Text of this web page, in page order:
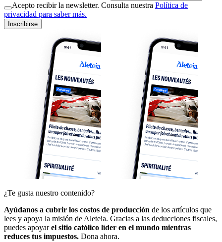
Acepto recibir la newsletter. Consulta nuestra Política de
privacidad para saber más.
Inscribirse
¿Te gusta nuestro contenido?
Ayúdanos a cubrir los costos de producción de los artículos que
lees y apoya la misión de Aleteia. Gracias a las deducciones fiscales,
puedes apoyarel sitio católico líder en el mundo mientras
reduces tus impuestos. Dona ahora.